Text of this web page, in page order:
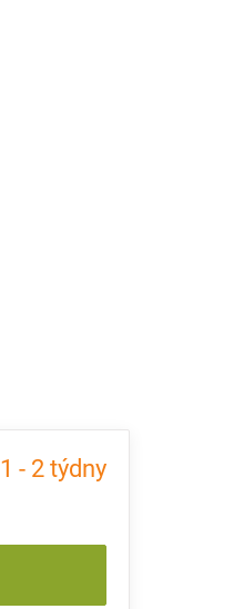
1 - 2 týdny